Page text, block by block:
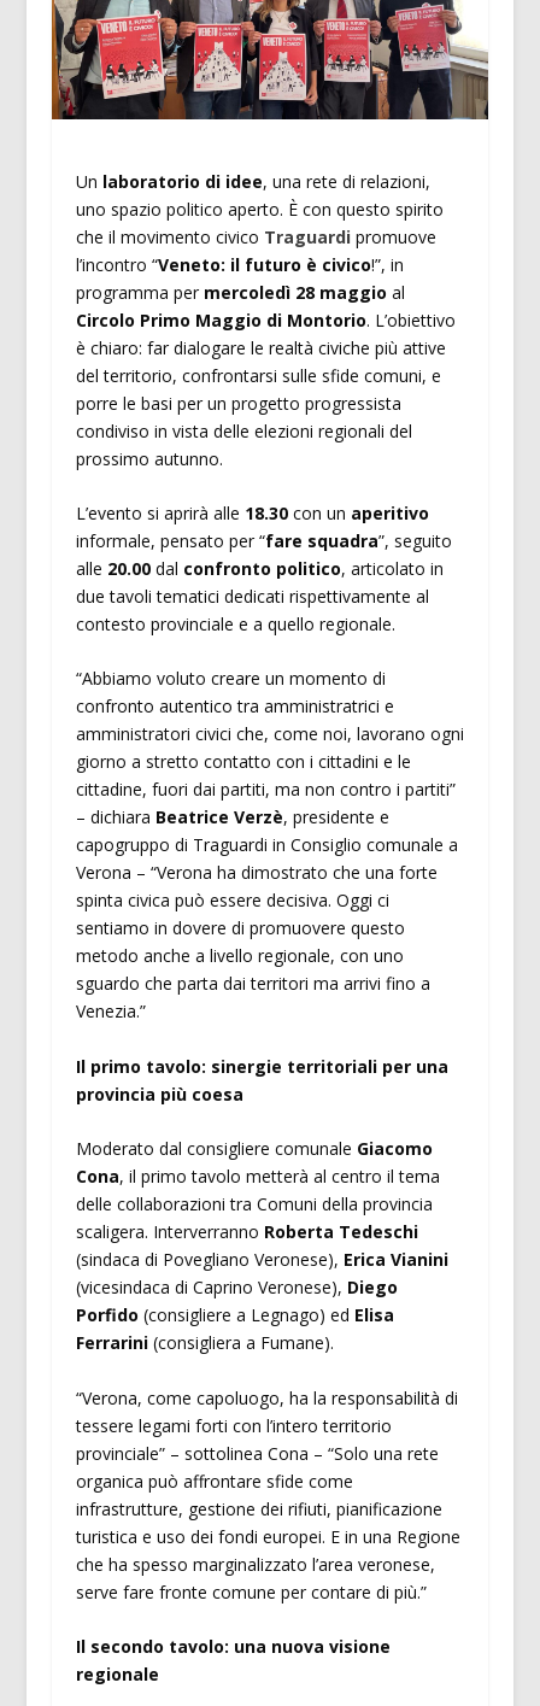
Un laboratorio di idee, una rete di relazioni,
uno spazio politico aperto. È con questo spirito
che il movimento civico Traguardi promuove
l’incontro “Veneto: il futuro è civico!”, in
programma per mercoledì 28 maggio al
Circolo Primo Maggio di Montorio. L’obiettivo
è chiaro: far dialogare le realtà civiche più attive
del territorio, confrontarsi sulle sfide comuni, e
porre le basi per un progetto progressista
condiviso in vista delle elezioni regionali del
prossimo autunno.
L’evento si aprirà alle 18.30 con un aperitivo
informale, pensato per “fare squadra”, seguito
alle 20.00 dal confronto politico, articolato in
due tavoli tematici dedicati rispettivamente al
contesto provinciale e a quello regionale.
“Abbiamo voluto creare un momento di
confronto autentico tra amministratrici e
amministratori civici che, come noi, lavorano ogni
giorno a stretto contatto con i cittadini e le
cittadine, fuori dai partiti, ma non contro i partiti”
– dichiara Beatrice Verzè, presidente e
capogruppo di Traguardi in Consiglio comunale a
Verona – “Verona ha dimostrato che una forte
spinta civica può essere decisiva. Oggi ci
sentiamo in dovere di promuovere questo
metodo anche a livello regionale, con uno
sguardo che parta dai territori ma arrivi fino a
Venezia.”
Il primo tavolo: sinergie territoriali per una
provincia più coesa
Moderato dal consigliere comunale Giacomo
Cona, il primo tavolo metterà al centro il tema
delle collaborazioni tra Comuni della provincia
scaligera. Interverranno Roberta Tedeschi
(sindaca di Povegliano Veronese), Erica Vianini
(vicesindaca di Caprino Veronese), Diego
Porfido (consigliere a Legnago) ed Elisa
Ferrarini(consigliera a Fumane).
“Verona, come capoluogo, ha la responsabilità di
tessere legami forti con l’intero territorio
provinciale” – sottolinea Cona – “Solo una rete
organica può affrontare sfide come
infrastrutture, gestione dei rifiuti, pianificazione
turistica e uso dei fondi europei. E in una Regione
che ha spesso marginalizzato l’area veronese,
serve fare fronte comune per contare di più.”
Il secondo tavolo: una nuova visione
regionale